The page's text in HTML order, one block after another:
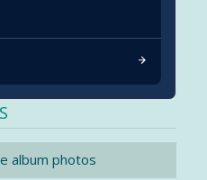
album photos